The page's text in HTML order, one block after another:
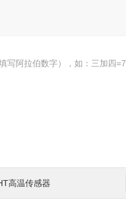
写阿拉伯数字），如：三加四=7
高温传感器